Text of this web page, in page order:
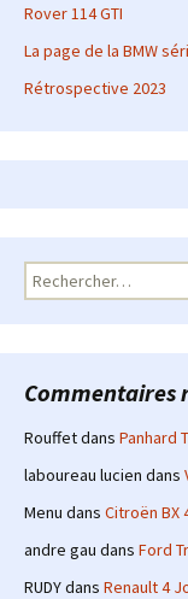
Rover 114 GTI
La page de la BMW
Rétrospective 2023
Rechercher :
Commentaires
Rouffetdans Panhard
laboureau lucien dans
Menu dans Citroën BX
andre gau dans Ford
RUDYdans Renault 4